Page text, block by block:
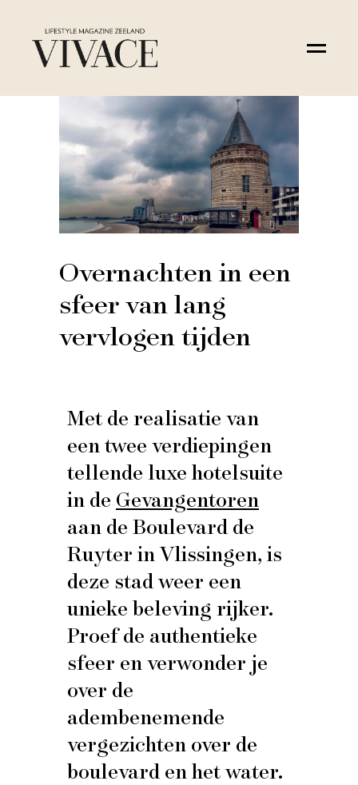
Overnachten in een
sfeer van lang
vervlogen tijden
Met de realisatie van
een twee verdiepingen
tellende luxe hotelsuite
in de Gevangentoren
aan de Boulevard de
Ruyter in Vlissingen, is
deze stad weer een
unieke beleving rijker.
Proef de authentieke
sfeer en verwonder je
over de
adembenemende
vergezichten over de
boulevard en het water.